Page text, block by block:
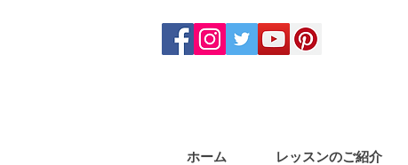
ホーム レッスンのご紹介